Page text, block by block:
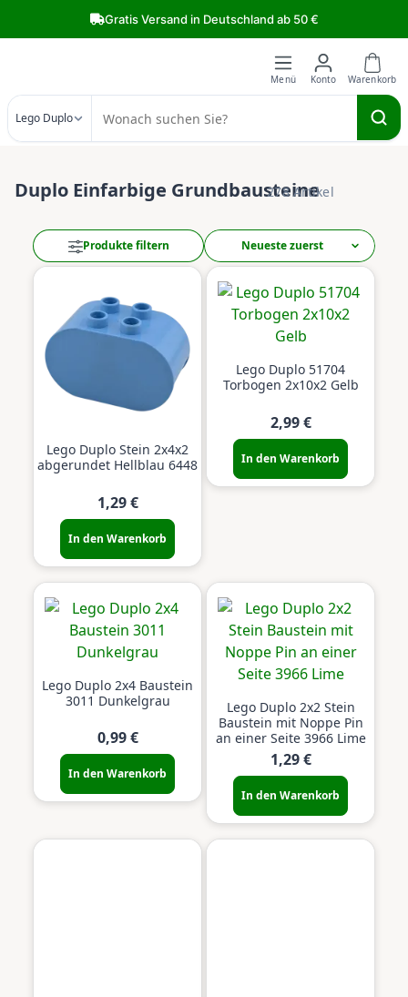
Zum Hauptinhalt springenGratis Versand in Deutschland ab 50 €
Lego Duplo
Duplo Einfarbige Grundbausteine
278 Artikel
Produkte filtern
Lego Duplo Stein 2x4x2
abgerundet Hellblau 6448
1,29 €
In den Warenkorb
Lego Duplo 51704
Torbogen 2x10x2 Gelb
2,99 €
In den Warenkorb
Lego Duplo 2x4 Baustein
3011 Dunkelgrau
0,99 €
In den Warenkorb
Lego Duplo 2x2 Stein
Baustein mit Noppe Pin
an einer Seite 3966 Lime
1,29 €
In den Warenkorb